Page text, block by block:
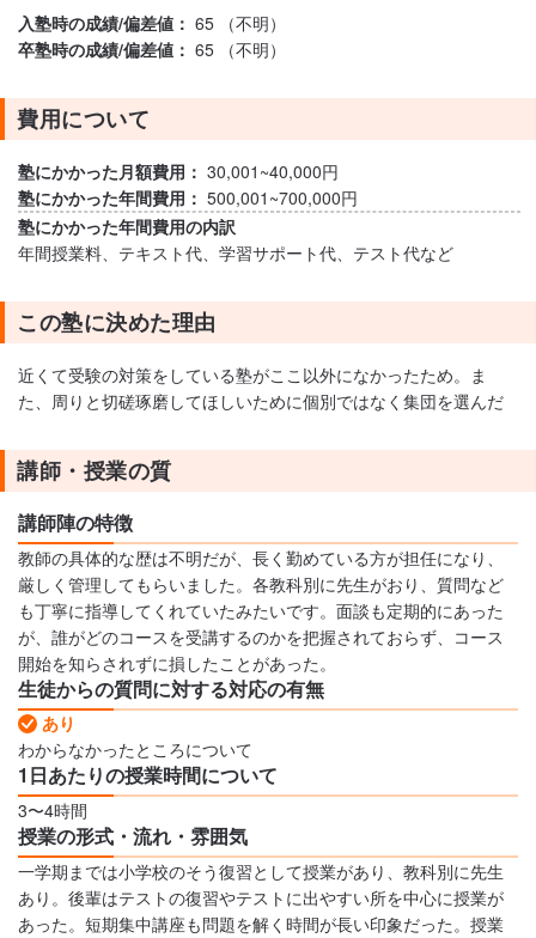
入塾時の成績/偏差値： 65 （不明）
卒塾時の成績/偏差値： 65 （不明）
費用について
塾にかかった月額費用： 30,001~40,000円
塾にかかった年間費用： 500,001~700,000円
塾にかかった年間費用の内訳
年間授業料、テキスト代、学習サポート代、テスト代など
この塾に決めた理由
近くて受験の対策をしている塾がここ以外になかったため。ま
た、周りと切磋琢磨してほしいために個別ではなく集団を選んだ
講師・授業の質
講師陣の特徴
教師の具体的な歴は不明だが、長く勤めている方が担任になり、
厳しく管理してもらいました。各教科別に先生がおり、質問など
も丁寧に指導してくれていたみたいです。面談も定期的にあった
が、誰がどのコースを受講するのかを把握されておらず、コース
開始を知らされずに損したことがあった。
生徒からの質問に対する対応の有無
あり
わからなかったところについて
1日あたりの授業時間について
3〜4時間
授業の形式・流れ・雰囲気
一学期までは小学校のそう復習として授業があり、教科別に先生
あり。後輩はテストの復習やテストに出やすい所を中心に授業が
あった。短期集中講座も問題を解く時間が長い印象だった。授業